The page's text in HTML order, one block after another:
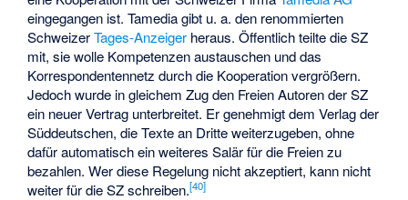
eingegangen ist. Tamedia gibt u. a. den renommierten
SchweizerTages-Anzeiger heraus. Öffentlich teilte die SZ
mit, sie wolle Kompetenzen austauschen und das
Korrespondentennetz durch die Kooperation vergrößern.
Jedoch wurde in gleichem Zug den Freien Autoren der SZ
ein neuer Vertrag unterbreitet. Er genehmigt dem Verlag der
Süddeutschen, die Texte an Dritte weiterzugeben, ohne
dafür automatisch ein weiteres Salär für die Freien zu
bezahlen. Wer diese Regelung nicht akzeptiert, kann nicht
weiter für die SZ schreiben.[40]